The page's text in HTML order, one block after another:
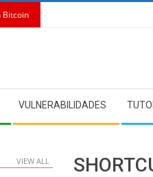
Bitcoin
VULNERABILIDADES
VIEW ALL